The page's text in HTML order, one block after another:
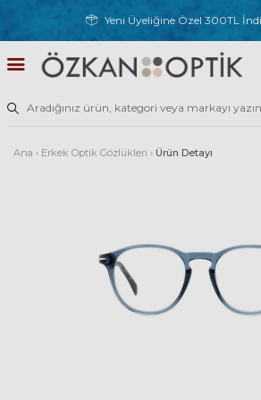
Yeni Üyeliğine Özel 300TL
Ana › Erkek Optik Gözlükleri › Ürün Detayı